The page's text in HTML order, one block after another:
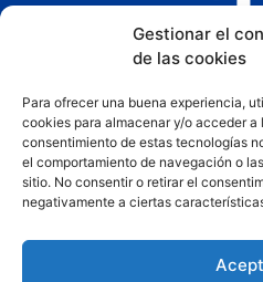
Gestionar el
de las cookies
Para ofrecer una buena experiencia,
cookies para almacenar y/o acceder
consentimiento de estas tecnologías
el comportamiento de navegación o
sitio. No consentir o retirar el
negativamente a ciertas